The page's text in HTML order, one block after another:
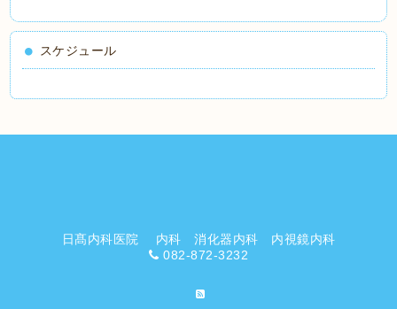
スケジュール
日髙内科医院 内科 消化器内科 内視鏡内科
082-872-3232